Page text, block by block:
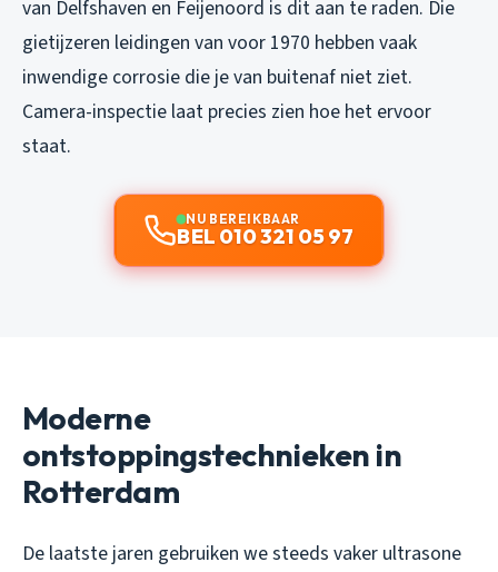
van Delfshaven en Feijenoord is dit aan te raden. Die
gietijzeren leidingen van voor 1970 hebben vaak
inwendige corrosie die je van buitenaf niet ziet.
Camera-inspectie laat precies zien hoe het ervoor
staat.
NU BEREIKBAAR
BEL 010 321 05 97
Moderne
ontstoppingstechnieken in
Rotterdam
De laatste jaren gebruiken we steeds vaker ultrasone